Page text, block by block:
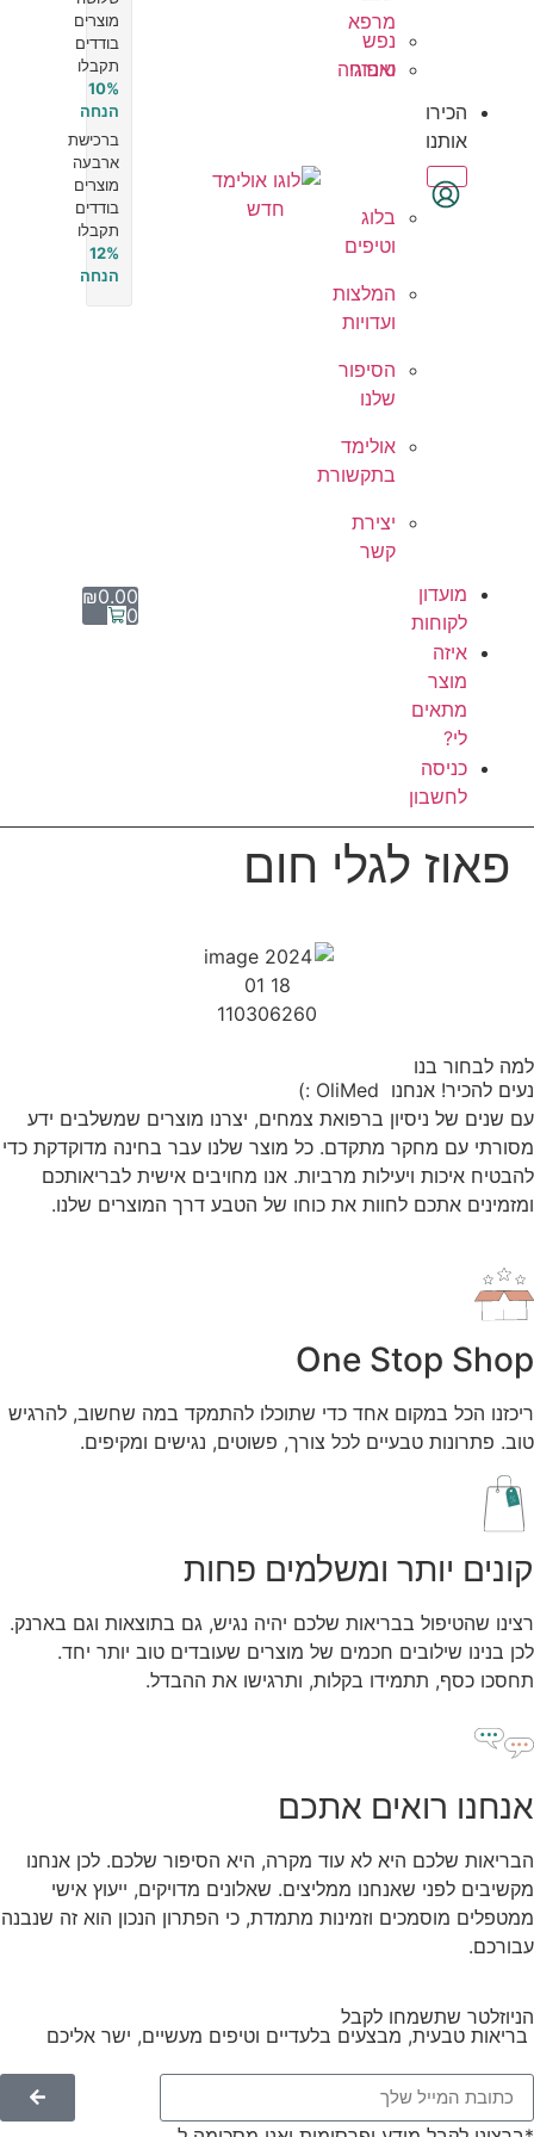
נפש
ואנרגיה
מרפא
טיפוח
הכירו
אותנו
בלוג
וטיפים
המלצות
ועדויות
הסיפור
שלנו
אולימד
בתקשורת
יצירת
קשר
מועדון
לקוחות
איזה
מוצר
מתאים
לי?
כניסה
לחשבון
מוצרים
בודדים
תקבלו
10%
הנחה
ברכישת
ארבעה
מוצרים
בודדים
תקבלו
12%
הנחה
₪0.00
0
פאוז לגלי חום
למה לבחור בנו
נעים להכיר! אנחנו OliMed :)
עם שנים של ניסיון ברפואת צמחים, יצרנו מוצרים שמשלבים ידע
מסורתי עם מחקר מתקדם. כל מוצר שלנו עבר בחינה מדוקדקת כדי
להבטיח איכות ויעילות מרביות. אנו מחויבים אישית לבריאותכם
ומזמינים אתכם לחוות את כוחו של הטבע דרך המוצרים שלנו.
One Stop Shop
ריכזנו הכל במקום אחד כדי שתוכלו להתמקד במה שחשוב, להרגיש
טוב. פתרונות טבעיים לכל צורך, פשוטים, נגישים ומקיפים.
קונים יותר ומשלמים פחות
רצינו שהטיפול בבריאות שלכם יהיה נגיש, גם בתוצאות וגם בארנק.
לכן בנינו שילובים חכמים של מוצרים שעובדים טוב יותר יחד.
תחסכו כסף, תתמידו בקלות, ותרגישו את ההבדל.
אנחנו רואים אתכם
הבריאות שלכם היא לא עוד מקרה, היא הסיפור שלכם. לכן אנחנו
מקשיבים לפני שאנחנו ממליצים. שאלונים מדויקים, ייעוץ אישי
ממטפלים מוסמכים וזמינות מתמדת, כי הפתרון הנכון הוא זה שנבנה
עבורכם.
הניוזלטר שתשמחו לקבל
בריאות טבעית, מבצעים בלעדיים וטיפים מעשיים, ישר אליכם